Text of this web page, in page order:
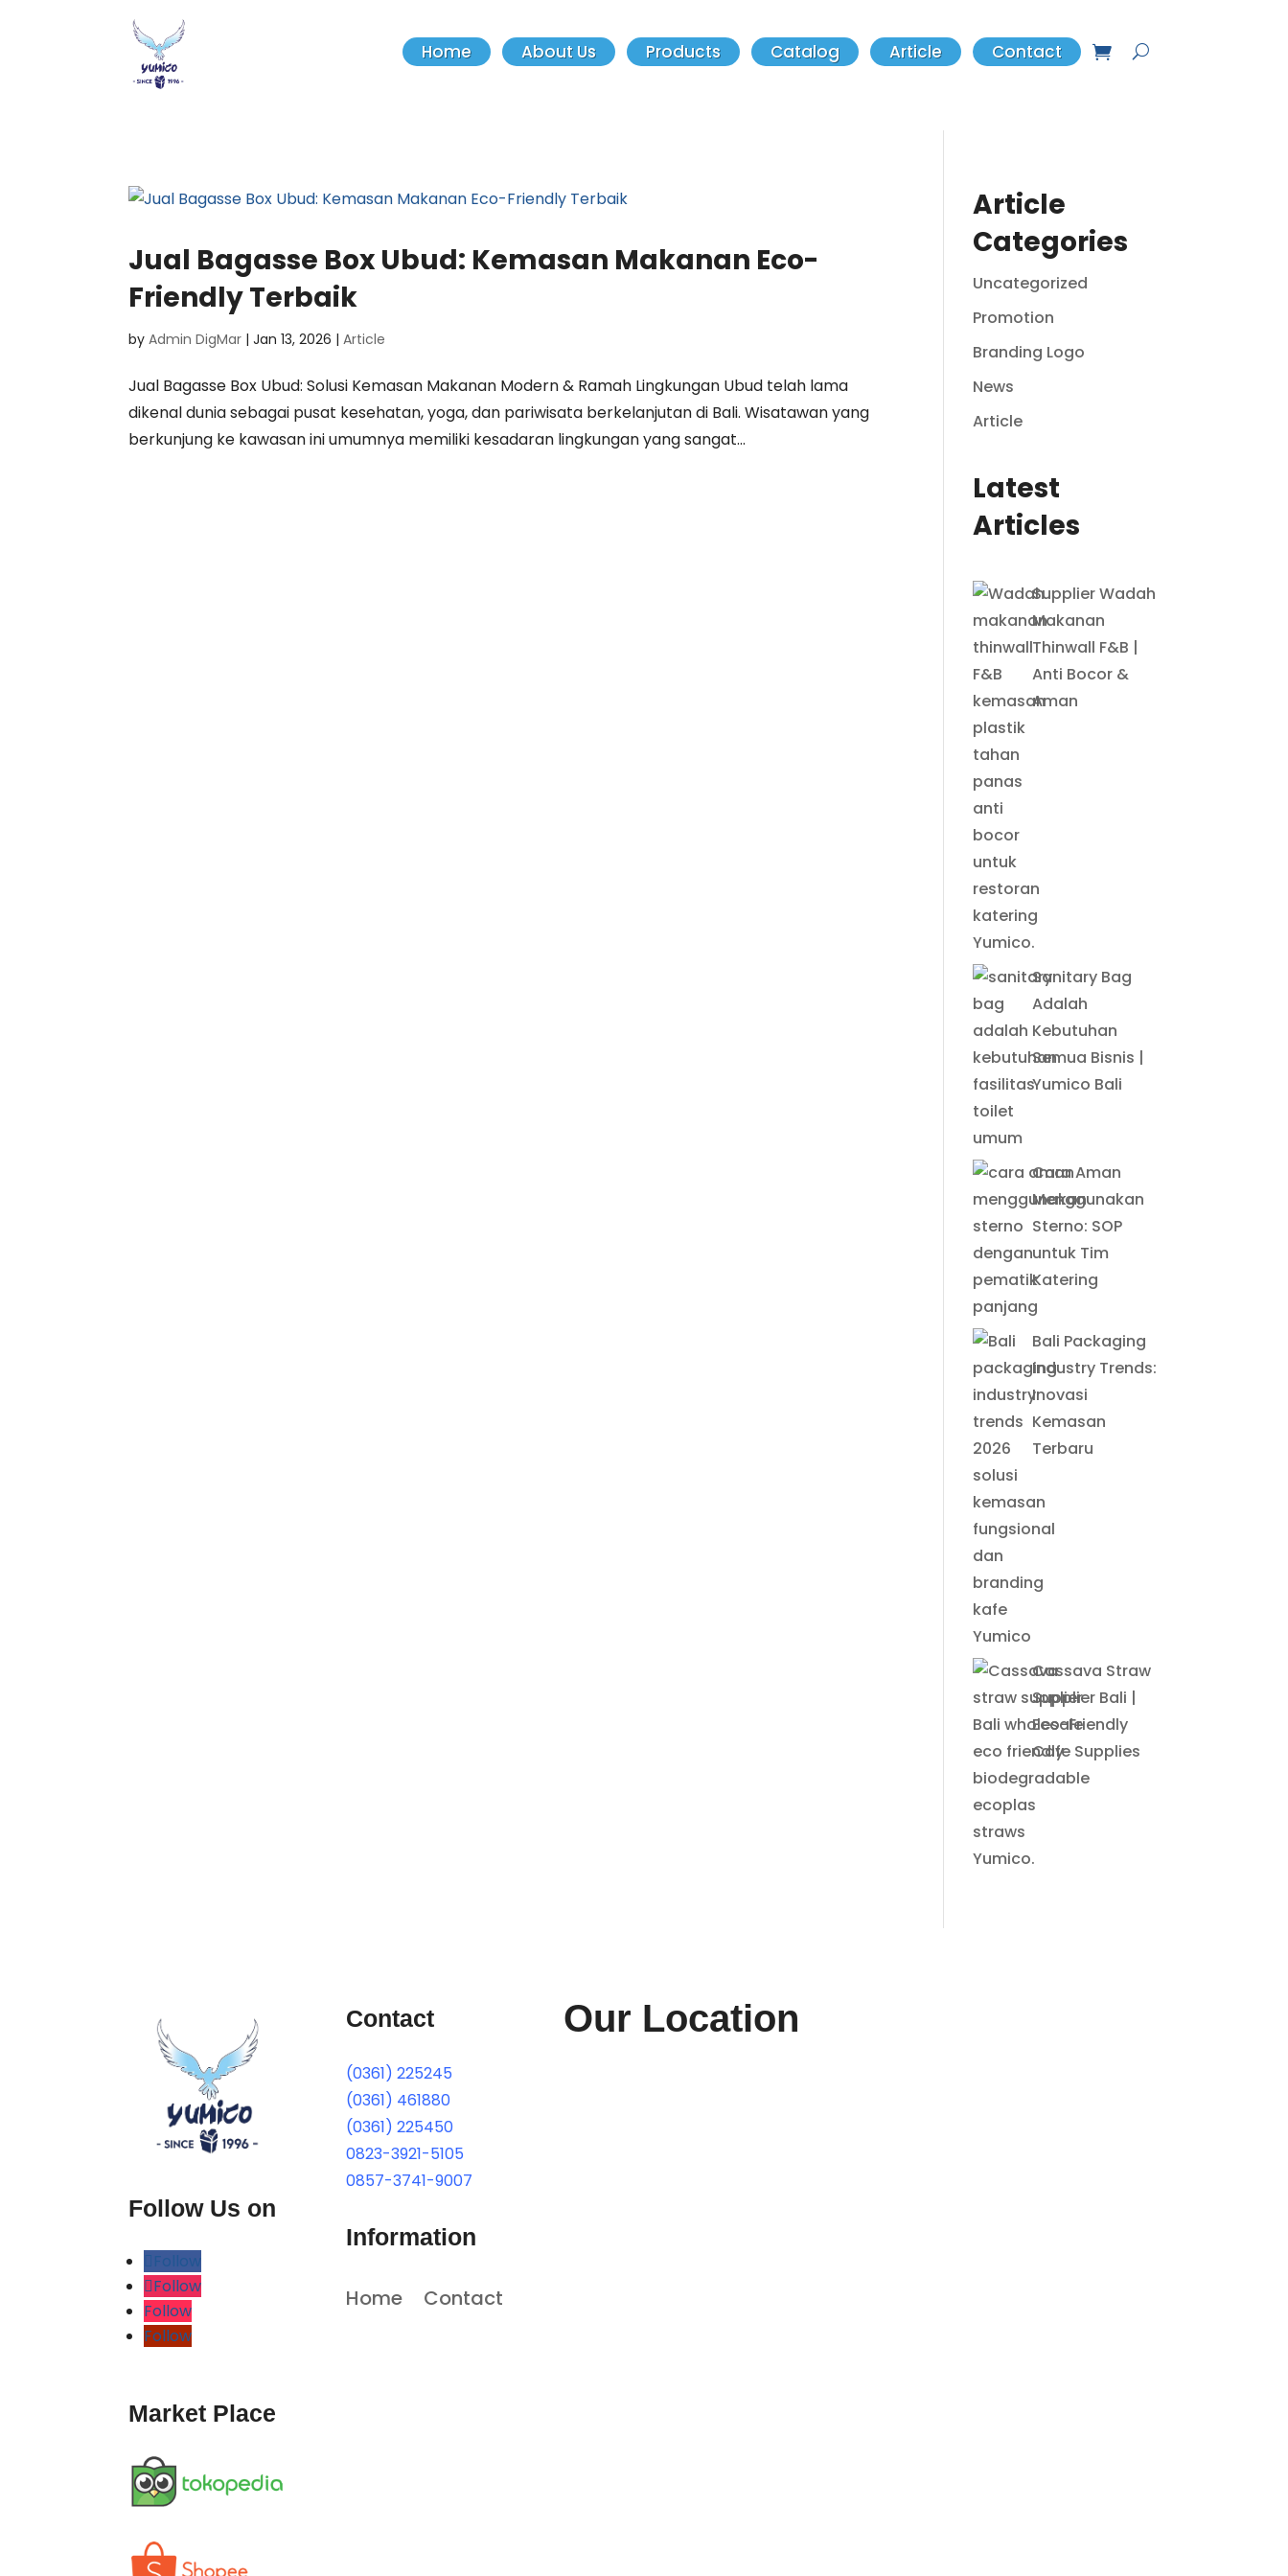
Home About Us Products Catalog Article Contact
Jual Bagasse Box Ubud: Kemasan Makanan Eco-
Friendly Terbaik
byAdmin DigMar |Jan 13, 2026 |Article
Jual Bagasse Box Ubud: Solusi Kemasan Makanan Modern & Ramah Lingkungan Ubud telah lama
dikenal dunia sebagai pusat kesehatan, yoga, dan pariwisata berkelanjutan di Bali. Wisatawan yang
berkunjung ke kawasan ini umumnya memiliki kesadaran lingkungan yang sangat...
Article
Categories
Uncategorized
Promotion
Branding Logo
News
Article
Latest
Articles
Supplier Wadah
Makanan
Thinwall F&B |
Anti Bocor &
Aman
Sanitary Bag
Adalah
Kebutuhan
Semua Bisnis |
Yumico Bali
Cara Aman
Menggunakan
Sterno: SOP
untuk Tim
Katering
Bali Packaging
Industry Trends:
Inovasi
Kemasan
Terbaru
Cassava Straw
Supplier Bali |
Eco-Friendly
Cafe Supplies
Follow Us on
Follow
Follow
Follow
Follow
Market Place
Contact
(0361) 225245
(0361) 461880
(0361) 225450
0823-3921-5105
0857-3741-9007
Information
Home Contact
Our Location